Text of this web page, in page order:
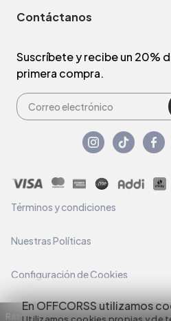
En OFFCORSS utilizamos
Contáctanos
Suscríbete y recibe un 20%
primera compra.
Términos y condiciones
Nuestras Políticas
Configuración de Cookies
Razón Social: C.I HERMECO S.A. NIT: